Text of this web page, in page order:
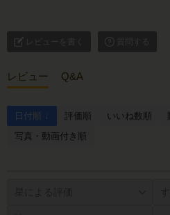
レビューを書く 質問する
レビュー Q&A
日付順 ↓ 評価順 いいね数順
写真・動画付き順